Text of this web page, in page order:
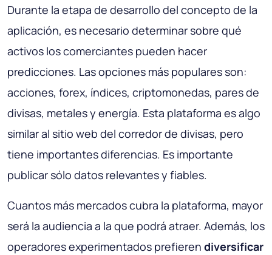
Durante la etapa de desarrollo del concepto de la
aplicación, es necesario determinar sobre qué
activos los comerciantes pueden hacer
predicciones. Las opciones más populares son:
acciones, forex, índices, criptomonedas, pares de
divisas, metales y energía. Esta plataforma es algo
similar al sitio web del corredor de divisas, pero
tiene importantes diferencias. Es importante
publicar sólo datos relevantes y fiables.
Cuantos más mercados cubra la plataforma, mayor
será la audiencia a la que podrá atraer. Además, los
operadores experimentados prefieren diversificar